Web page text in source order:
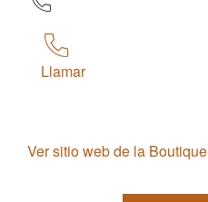
Llamar
Ver sitio web de la Boutique